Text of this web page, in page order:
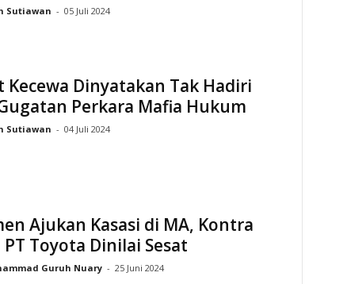
Sutiawan - 05 Juli 2024
Kecewa Dinyatakan Tak Hadiri
Perkara Mafia Hukum
Sutiawan - 04 Juli 2024
Ajukan Kasasi di MA, Kontra
Toyota Dinilai Sesat
Guruh Nuary - 25 Juni 2024